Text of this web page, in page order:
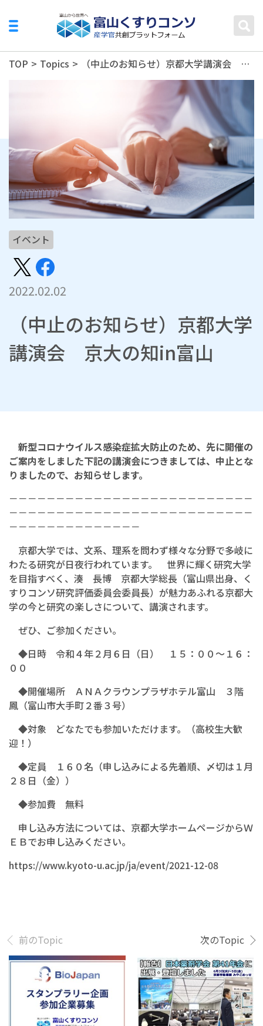
TOP > Topics > （中止のお知らせ）京都大学講演会 京大の知in富山
イベント
2022.02.02
（中止のお知らせ）京都大学
講演会 京大の知in富山
新型コロナウイルス感染症拡大防止のため、先に開催の
ご案内をしました下記の講演会につきましては、中止とな
りましたので、お知らせします。
－－－－－－－－－－－－－－－－－－－－－－－－－－
－－－－－－－－－－－－－－－－－－－－－－－－－－
－－－－－－－－－－－－－－
京都大学では、文系、理系を問わず様々な分野で多岐に
わたる研究が日夜行われています。 世界に輝く研究大学
を目指すべく、湊 長博 京都大学総長（富山県出身、く
すりコンソ研究評価委員会委員長）が魅力あふれる京都大
学の今と研究の楽しさについて、講演されます。
ぜひ、ご参加ください。
◆日時 令和４年２月６日（日） １５：００～１６：
００
◆開催場所 ＡＮＡクラウンプラザホテル富山 ３階
鳳（富山市大手町２番３号）
◆対象 どなたでも参加いただけます。（高校生大歓
迎！）
◆定員 １６０名（申し込みによる先着順、〆切は１月
２８日（金））
◆参加費 無料
申し込み方法については、京都大学ホームページからＷ
ＥＢでお申し込みください。
https://www.kyoto-u.ac.jp/ja/event/2021-12-08
前のTopic 次のTopic